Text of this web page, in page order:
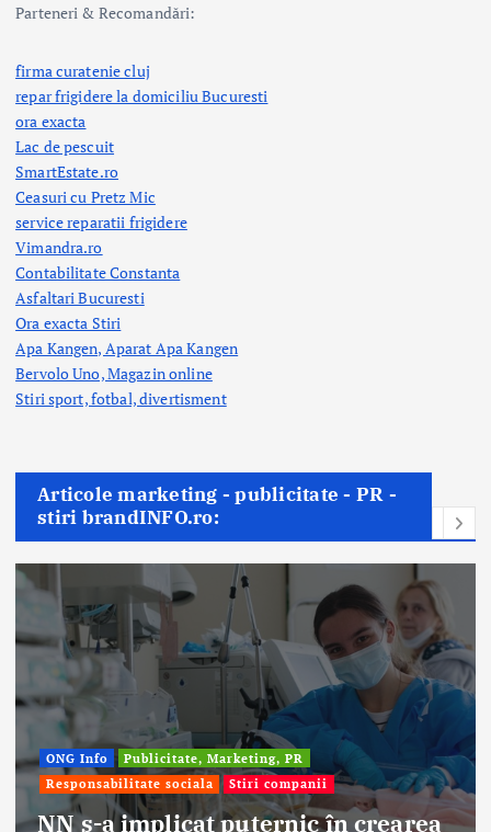
Parteneri & Recomandări:
firma curatenie cluj
repar frigidere la domiciliu Bucuresti
ora exacta
Lac de pescuit
SmartEstate.ro
Ceasuri cu Pretz Mic
service reparatii frigidere
Vimandra.ro
Contabilitate Constanta
Asfaltari Bucuresti
Ora exacta Stiri
Apa Kangen, Aparat Apa Kangen
Bervolo Uno, Magazin online
Stiri sport, fotbal,divertisment
Articole marketing - publicitate - PR -
stiri brandINFO.ro:
ONG Info
Publicitate, Marketing, PR
Responsabilitate sociala
Stiri companii
NN s-a implicat puternic în crearea